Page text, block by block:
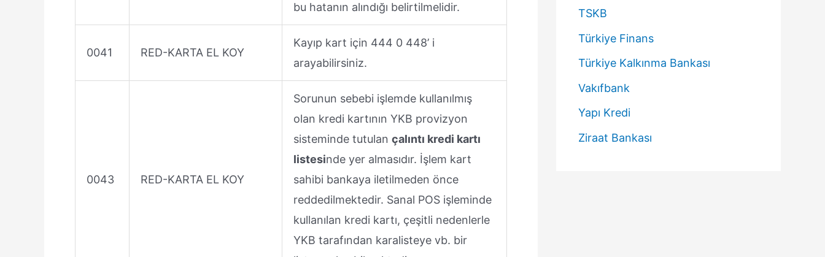
bu hatanın alındığı belirtilmelidir.
0041 RED-KARTA EL KOY
Kayıp kart için 444 0 448’ i
arayabilirsiniz.
0043 RED-KARTA EL KOY
Sorunun sebebi işlemde kullanılmış
olan kredi kartının YKB provizyon
sisteminde tutulan çalıntı kredi kartı
listesinde yer almasıdır. İşlem kart
sahibi bankaya iletilmeden önce
reddedilmektedir. Sanal POS işleminde
kullanılan kredi kartı, çeşitli nedenlerle
YKB tarafından karalisteye vb. bir
TSKB
Türkiye Finans
Türkiye Kalkınma Bankası
Vakıfbank
Yapı Kredi
Ziraat Bankası